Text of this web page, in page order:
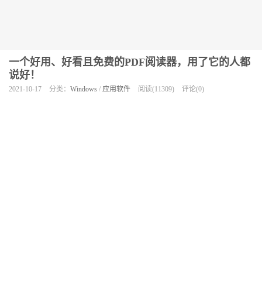
一个好用、好看且免费的PDF阅读器，用了它的人都
说好！
2021-10-17 分类： Windows / 应用软件 阅读(11309) 评论(0)